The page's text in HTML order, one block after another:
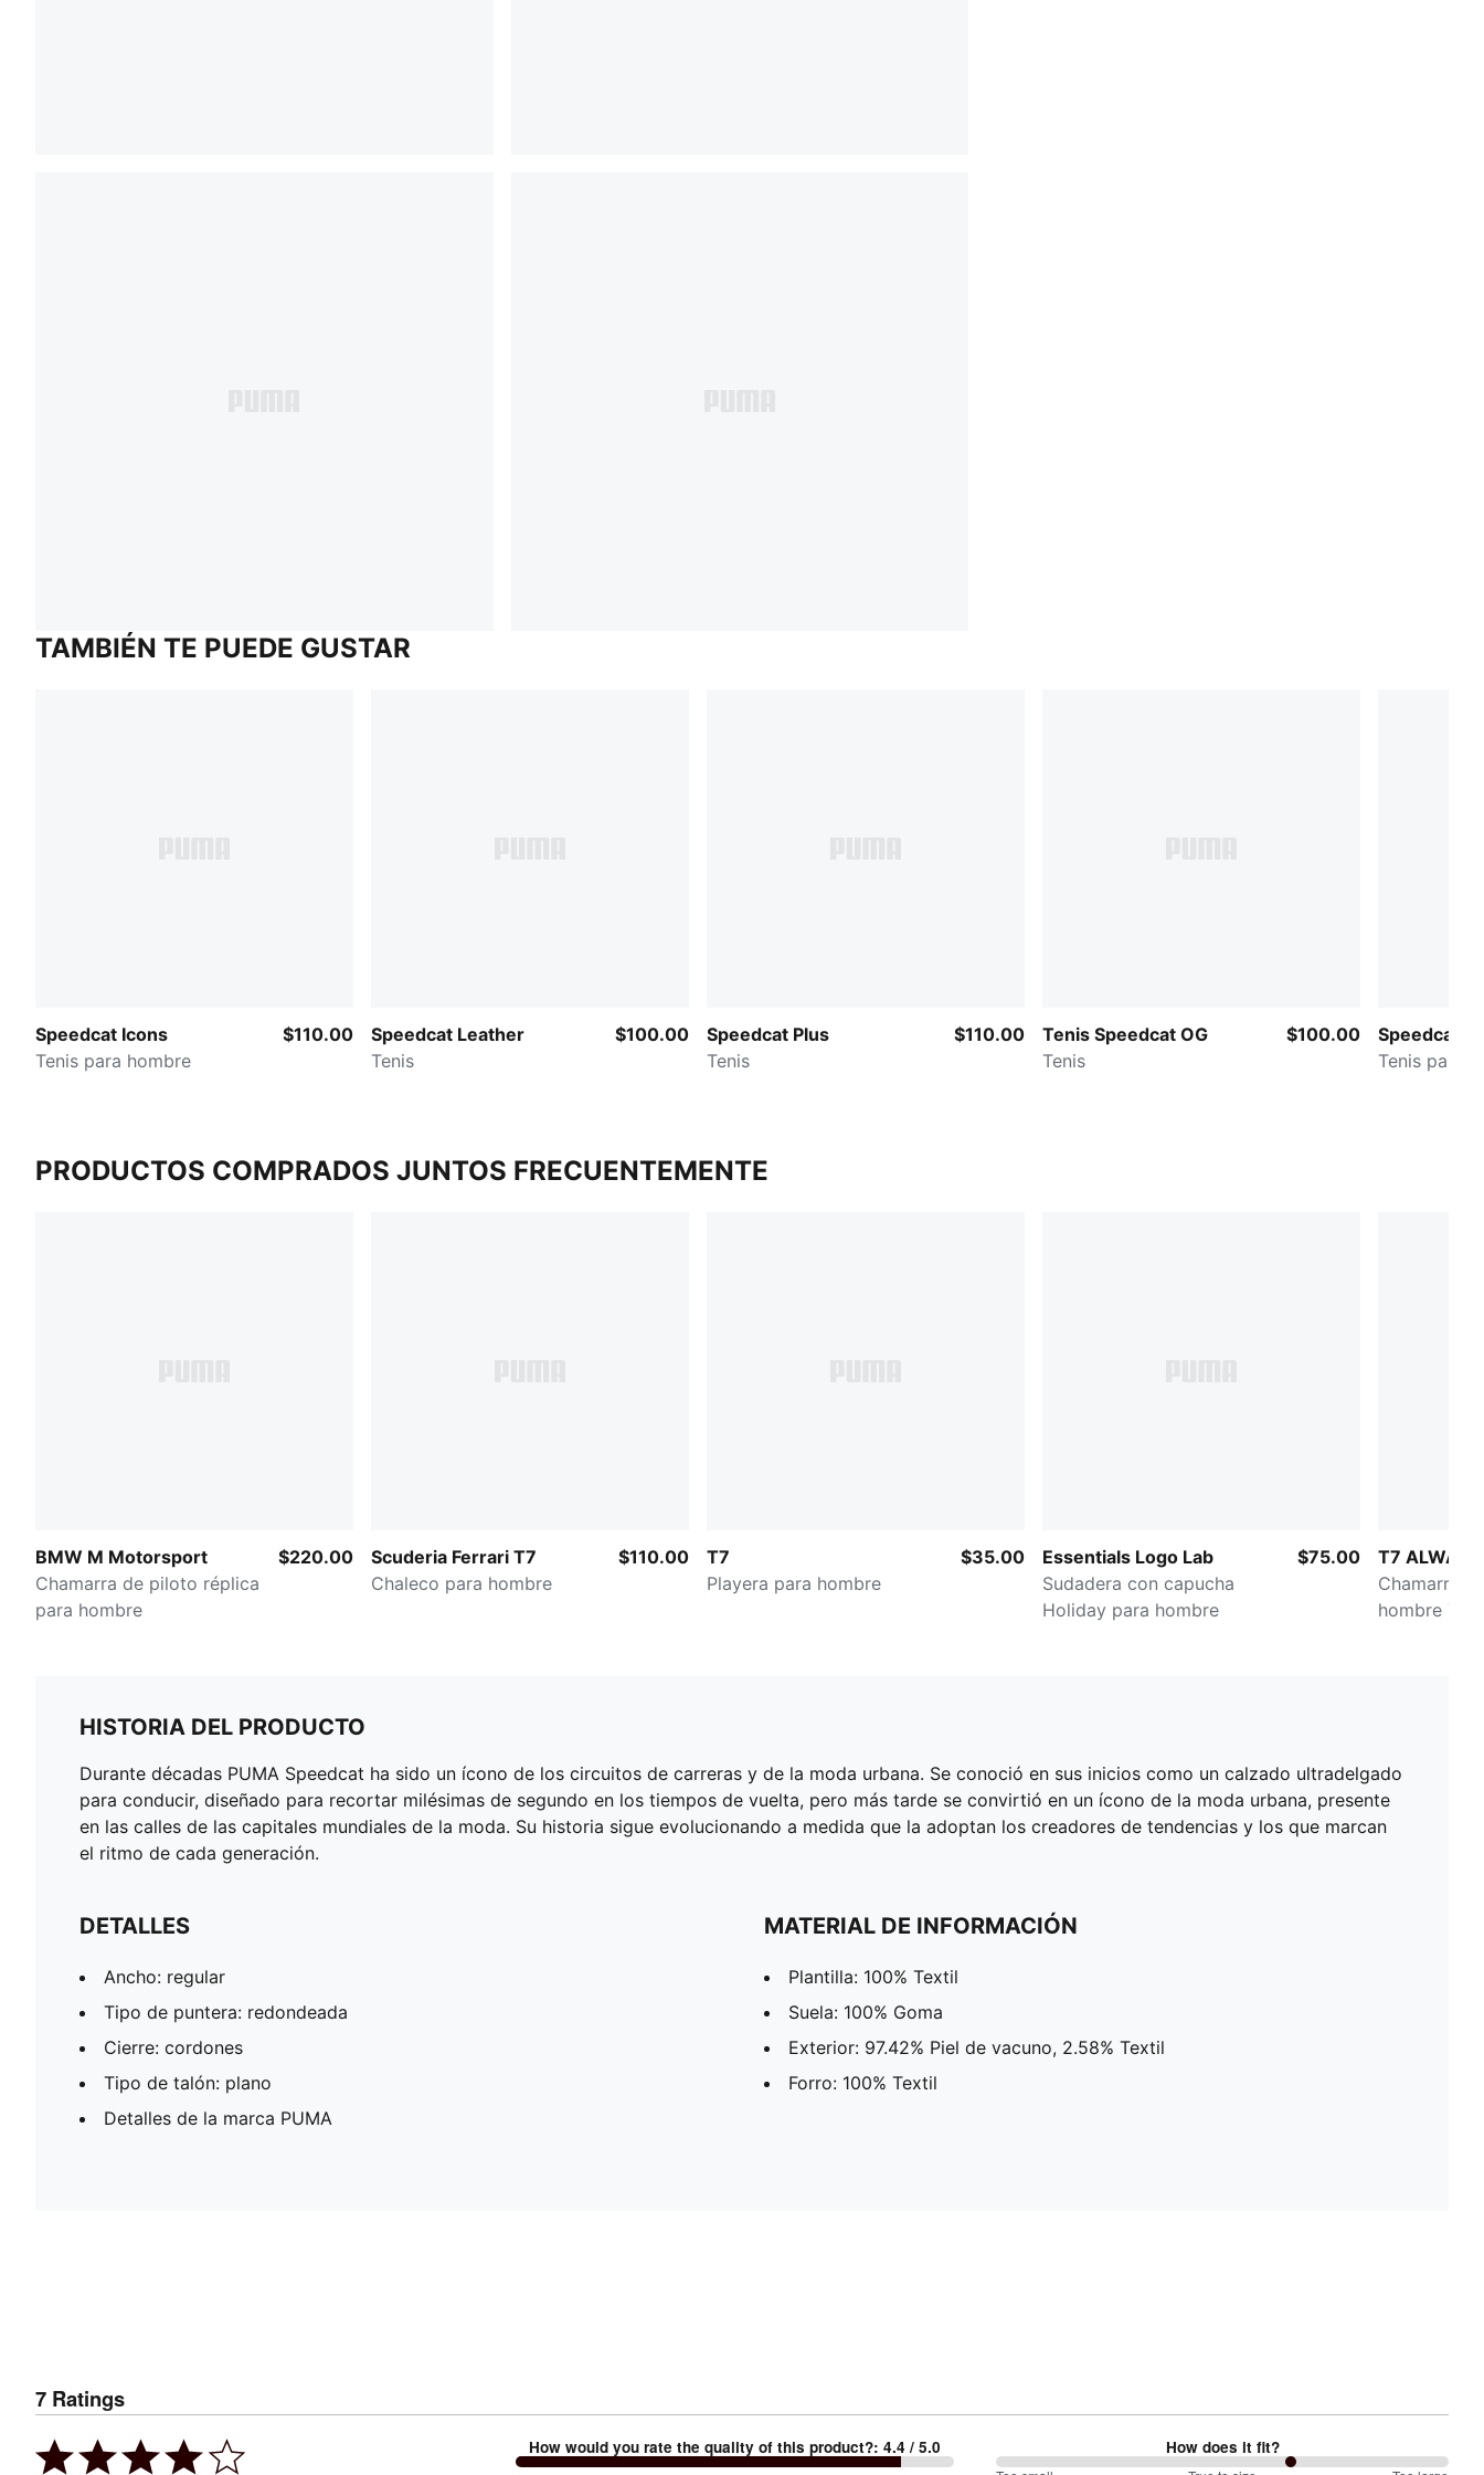
TAMBIÉN TE PUEDE GUSTAR
Speedcat Icons
Tenis para hombre
$110.00
Speedcat Leather
Tenis
$100.00
Speedcat Plus
Tenis
$110.00
Tenis Speedcat OG
Tenis
$100.00
Speedcat
Tenis para
PRODUCTOS COMPRADOS JUNTOS FRECUENTEMENTE
BMW M Motorsport
Chamarra de piloto réplica
para hombre
$220.00
Scuderia Ferrari T7
Chaleco para hombre
$110.00
T7
Playera para hombre
$35.00
Essentials Logo Lab
Sudadera con capucha
Holiday para hombre
$75.00
T7
Chamarra
hombre T7
HISTORIA DEL PRODUCTO
Durante décadas PUMA Speedcat ha sido un ícono de los circuitos de carreras y de la moda urbana. Se conoció en sus inicios como un calzado ultradelgado
para conducir, diseñado para recortar milésimas de segundo en los tiempos de vuelta, pero más tarde se convirtió en un ícono de la moda urbana, presente
en las calles de las capitales mundiales de la moda. Su historia sigue evolucionando a medida que la adoptan los creadores de tendencias y los que marcan
el ritmo de cada generación.
DETALLES
Ancho: regular
Tipo de puntera: redondeada
Cierre: cordones
Tipo de talón: plano
Detalles de la marca PUMA
MATERIAL DE INFORMACIÓN
Plantilla: 100% Textil
Suela: 100% Goma
Exterior: 97.42% Piel de vacuno, 2.58% Textil
Forro: 100% Textil
7 Ratings
How would you rate the quality of this product?:4.4 / 5.0 How does it fit?